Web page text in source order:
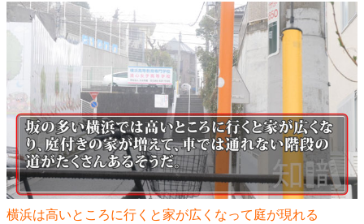
横浜は高いところに行くと家が広くなって庭が現れる